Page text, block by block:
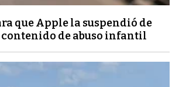
que Apple la suspendió de
contenido de abuso infantil